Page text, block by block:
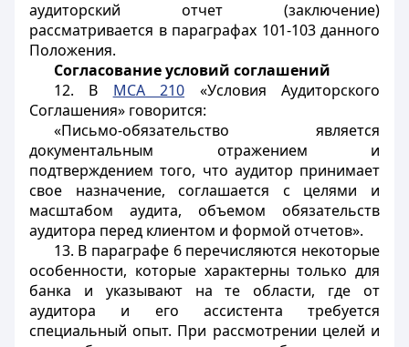
аудиторский отчет (заключение)
рассматривается в параграфах 101-103 данного
Положения.
Согласование условий соглашений
12. В МСА 210 «Условия Аудиторского
Соглашения» говорится:
«Письмо-обязательство является
документальным отражением и
подтверждением того, что аудитор принимает
свое назначение, соглашается с целями и
масштабом аудита, объемом обязательств
аудитора перед клиентом и формой отчетов».
13. В параграфе 6 перечисляются некоторые
особенности, которые характерны только для
банка и указывают на те области, где от
аудитора и его ассистента требуется
специальный опыт. При рассмотрении целей и